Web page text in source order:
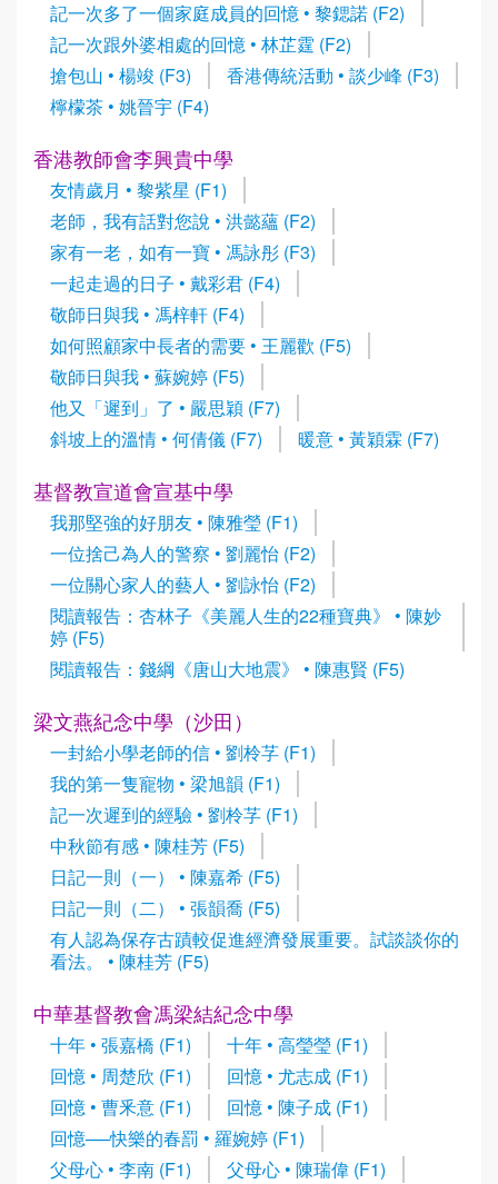
記一次多了一個家庭成員的回憶 • 黎鍶諾 (F2)
記一次跟外婆相處的回憶 • 林芷霆 (F2)
搶包山 • 楊竣 (F3)
香港傳統活動 • 談少峰 (F3)
檸檬茶 • 姚晉宇 (F4)
香港教師會李興貴中學
友情歲月 • 黎紫星 (F1)
老師，我有話對您說 • 洪懿蘊 (F2)
家有一老，如有一寶 • 馮詠彤 (F3)
一起走過的日子 • 戴彩君 (F4)
敬師日與我 • 馮梓軒 (F4)
如何照顧家中長者的需要 • 王麗歡 (F5)
敬師日與我 • 蘇婉婷 (F5)
他又「遲到」了 • 嚴思穎 (F7)
斜坡上的溫情 • 何倩儀 (F7)
暖意 • 黃穎霖 (F7)
基督教宣道會宣基中學
我那堅強的好朋友 • 陳雅瑩 (F1)
一位捨己為人的警察 • 劉麗怡 (F2)
一位關心家人的藝人 • 劉詠怡 (F2)
閱讀報告：杏林子《美麗人生的22種寶典》 • 陳妙
婷 (F5)
閱讀報告：錢綱《唐山大地震》 • 陳惠賢 (F5)
梁文燕紀念中學（沙田）
一封給小學老師的信 • 劉柃芓 (F1)
我的第一隻寵物 • 梁旭韻 (F1)
記一次遲到的經驗 • 劉柃芓 (F1)
中秋節有感 • 陳桂芳 (F5)
日記一則（一） • 陳嘉希 (F5)
日記一則（二） • 張韻喬 (F5)
有人認為保存古蹟較促進經濟發展重要。試談談你的
看法。 • 陳桂芳 (F5)
中華基督教會馮梁結紀念中學
十年 • 張嘉橋 (F1)
十年 • 高瑩瑩 (F1)
回憶 • 周楚欣 (F1)
回憶 • 尤志成 (F1)
回憶 • 曹釆意 (F1)
回憶 • 陳子成 (F1)
回憶──快樂的春罰 • 羅婉婷 (F1)
父母心 • 李南 (F1)
父母心 • 陳瑞偉 (F1)